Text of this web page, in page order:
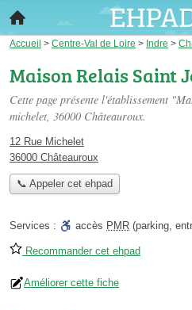
Accueil > Centre-Val de Loire > Indre >
Maison Relais Saint
Cette page présente l'établissement
michelet, 36000 Châteauroux.
12 Rue Michelet
36000 Châteauroux
📞 Appeler cet ehpad
Services : accès PMR (parking,
Recommander cet ehpad
Améliorer cette fiche